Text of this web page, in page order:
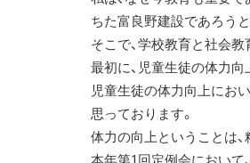
ちた富良野建設であろう
そこで、学校教育と社会
最初に、児童生徒の体力向
児童生徒の体力向上にお
思っております。
体力の向上ということは、